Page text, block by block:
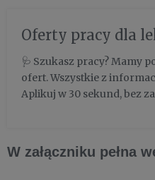
Oferty pracy dla
🩺 Szukasz pracy? Mamy
ofert. Wszystkie z
Aplikuj w 30 sekund, bez
W załączniku pełna